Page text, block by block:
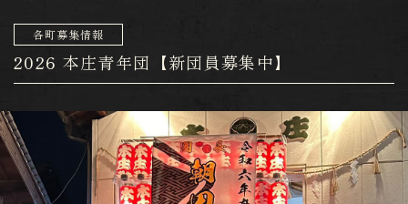
各町募集情報
2026 本庄青年団【新団員募集中】